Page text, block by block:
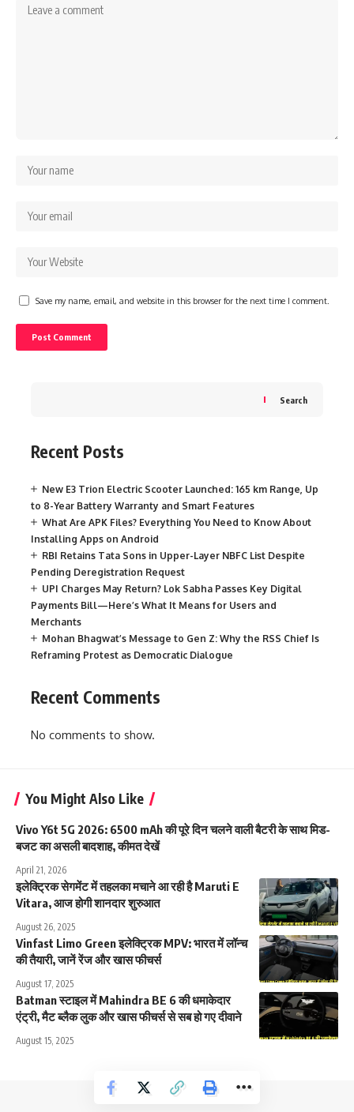
Save my name, email, and website in this browser for the next time I comment.
Search
Recent Posts
New E3 Trion Electric Scooter Launched: 165 km Range, Up
to 8-Year Battery Warranty and Smart Features
What Are APK Files? Everything You Need to Know About
Installing Apps on Android
RBI Retains Tata Sons in Upper-Layer NBFC List Despite
Pending Deregistration Request
UPI Charges May Return? Lok Sabha Passes Key Digital
Payments Bill—Here’s What It Means for Users and
Merchants
Mohan Bhagwat’s Message to Gen Z: Why the RSS Chief Is
Reframing Protest as Democratic Dialogue
Recent Comments
No comments to show.
You Might Also Like
Vivo Y6t 5G 2026: 6500 mAh की पूरे दिन चलने वाली बैटरी के साथ मिड-
बजट का असली बादशाह, कीमत देखें
April 21, 2026
इलेक्ट्रिक सेगमेंट में तहलका मचाने आ रही है Maruti E
Vitara, आज होगी शानदार शुरुआत
August 26, 2025
Vinfast Limo Green इलेक्ट्रिक MPV: भारत में लॉन्च
की तैयारी, जानें रेंज और खास फीचर्स
August 17, 2025
Batman स्टाइल में Mahindra BE 6 की धमाकेदार
एंट्री, मैट ब्लैक लुक और खास फीचर्स से सब हो गए दीवाने
August 15, 2025